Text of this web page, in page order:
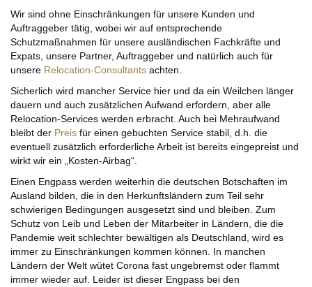
Wir sind ohne Einschränkungen für unsere Kunden und
Auftraggeber tätig, wobei wir auf entsprechende
Schutzmaßnahmen für unsere ausländischen Fachkräfte und
Expats, unsere Partner, Auftraggeber und natürlich auch für
unsere Relocation-Consultants achten.
Sicherlich wird mancher Service hier und da ein Weilchen länger
dauern und auch zusätzlichen Aufwand erfordern, aber alle
Relocation-Services werden erbracht. Auch bei Mehraufwand
bleibt der Preis für einen gebuchten Service stabil, d.h. die
eventuell zusätzlich erforderliche Arbeit ist bereits eingepreist und
wirkt wir ein „Kosten-Airbag“.
Einen Engpass werden weiterhin die deutschen Botschaften im
Ausland bilden, die in den Herkunftsländern zum Teil sehr
schwierigen Bedingungen ausgesetzt sind und bleiben. Zum
Schutz von Leib und Leben der Mitarbeiter in Ländern, die die
Pandemie weit schlechter bewältigen als Deutschland, wird es
immer zu Einschränkungen kommen können. In manchen
Ländern der Welt wütet Corona fast ungebremst oder flammt
immer wieder auf. Leider ist dieser Engpass bei den